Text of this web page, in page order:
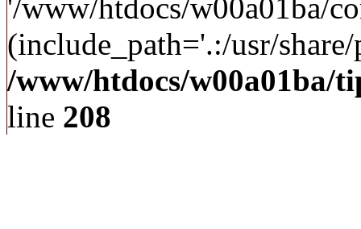
'/www/htdocs/w00a01ba/
(include_path='.:/usr/
/www/htdocs/w00a01ba/
line 208